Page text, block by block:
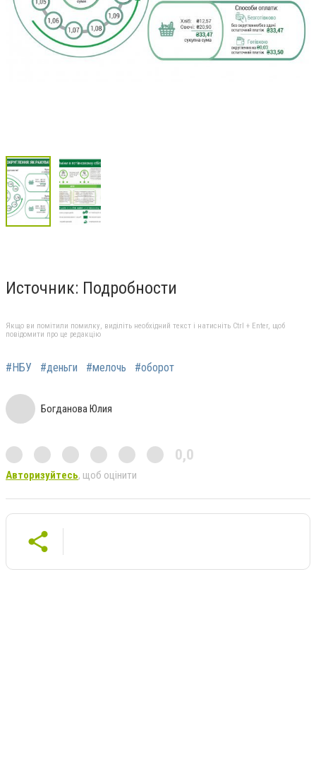
Источник: Подробности
Якщо ви помітили помилку, виділіть необхідний текст і натисніть Ctrl + Enter, щоб
повідомити про це редакцію
#НБУ #деньги #мелочь #оборот
Богданова Юлия
0,0
Авторизуйтесь, щоб оцінити